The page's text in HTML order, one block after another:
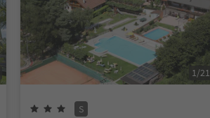
1/21
S